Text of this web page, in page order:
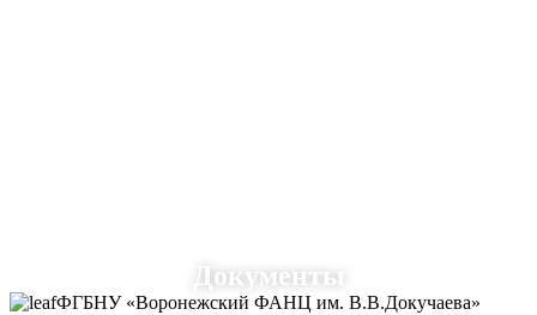
Документы
ФГБНУ «Воронежский ФАНЦ им. В.В.Докучаева»